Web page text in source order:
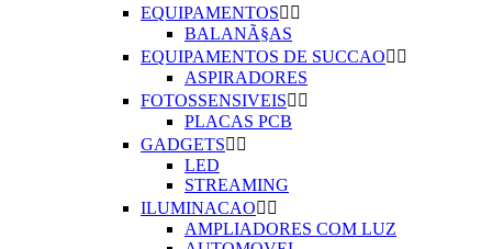
EQUIPAMENTOS 
BALANÃ§AS
EQUIPAMENTOS DE SUCCAO 
ASPIRADORES
FOTOSSENSIVEIS 
PLACAS PCB
GADGETS 
LED
STREAMING
ILUMINACAO 
AMPLIADORES COM LUZ